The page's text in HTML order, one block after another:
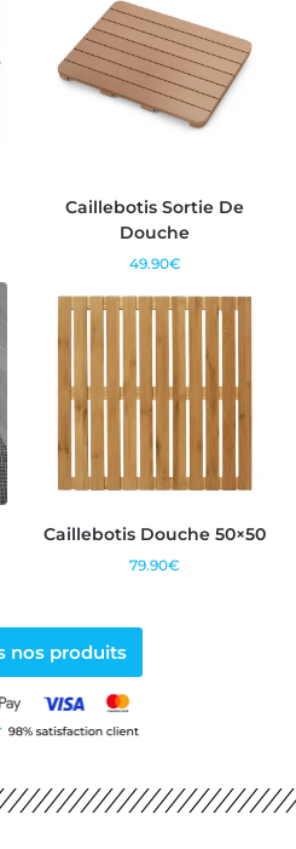
Caillebotis Sortie De
Douche
49.90€
Caillebotis Douche 50×50
79.90€
nos produits